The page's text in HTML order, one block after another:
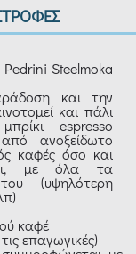
Steelmoka
και την
και πάλι
espresso
ανοξείδωτο
καφές όσο και
με όλα τα
(υψηλότερη
καφέ
επαγωγικές)